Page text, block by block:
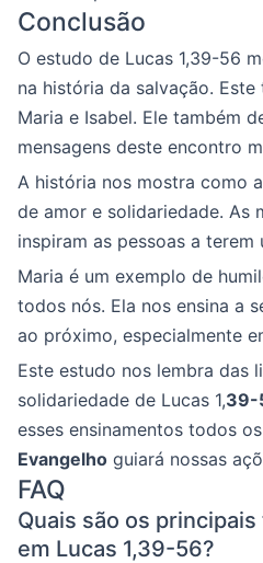
Conclusão
O estudo de Lucas 1,39-56
na história da salvação.
Maria e Isabel. Ele também
mensagens deste encontro
A história nos mostra como
de amor e solidariedade. As
inspiram as pessoas a terem
Maria é um exemplo de
todos nós. Ela nos ensina a
ao próximo, especialmente
Este estudo nos lembra das
solidariedade de Lucas 1,39-
esses ensinamentos todos
Evangelho guiará nossas
FAQ
Quais são os
em Lucas 1,39-56?